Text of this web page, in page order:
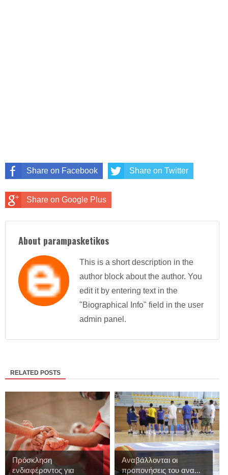
Share on Facebook Share on Twitter
Share on Google Plus
About parampasketikos
This is a short description in the
author block about the author. You
edit it by entering text in the
"Biographical Info" field in the user
admin panel.
RELATED POSTS
Πρόσκληση
ενδιαφέροντος για
Αναβάλλονται οι
προπονήσεις του ανα...